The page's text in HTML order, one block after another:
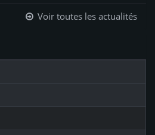
Voir toutes les actualités